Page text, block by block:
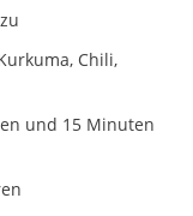
Chili,
und 15 Minuten